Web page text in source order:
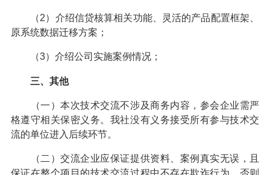
（2）介绍信贷核算相关功能、灵活的产品配置框架、
原系统数据迁移方案；
（3）介绍公司实施案例情况；
三、其他
（一）本次技术交流不涉及商务内容，参会企业需严
格遵守相关保密义务。我社没有义务接受所有参与技术交
流的单位进入后续环节。
（二）交流企业应保证提供资料、案例真实无误，且
保证在整个项目的技术交流过程中不存在欺诈行为，否则